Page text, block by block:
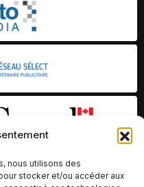
nous utilisons des
stocker et/ou accéder aux